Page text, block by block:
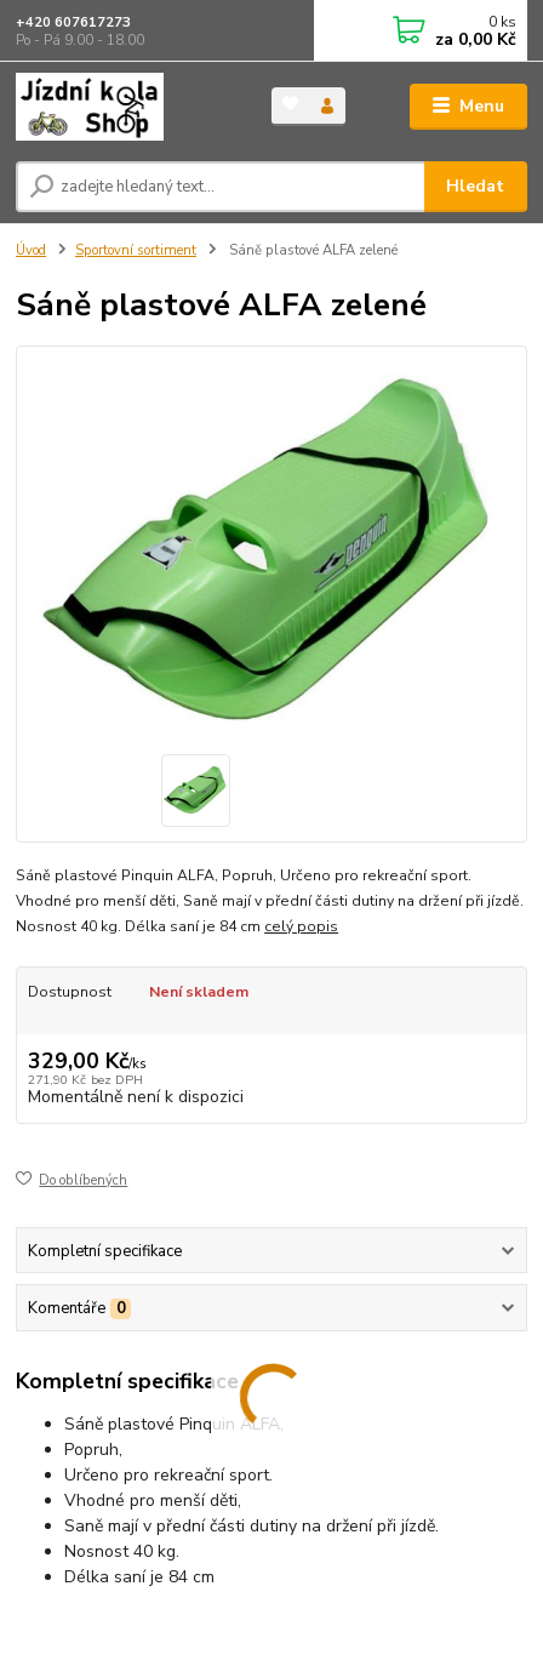
Menu
Hledat
+420 607617273
Po - Pá 9.00 - 18.00
0 ks
za 0,00 Kč
Úvod Sportovní sortiment Sáně plastové ALFA zelené
Sáně plastové ALFA zelené
Sáně plastové Pinquin ALFA, Popruh, Určeno pro rekreační sport.
Vhodné pro menší děti, Saně mají v přední části dutiny na držení při jízdě.
Nosnost 40 kg. Délka saní je 84 cm celý popis
Dostupnost Není skladem
329,00 Kč/ks
271,90 Kč bez DPH
Momentálně není k dispozici
Do oblíbených
Kompletní specifikace
Komentáře 0
Kompletní specifikace
Sáně plastové Pinquin ALFA,
Popruh,
Určeno pro rekreační sport.
Vhodné pro menší děti,
Saně mají v přední části dutiny na držení při jízdě.
Nosnost 40 kg.
Délka saní je 84 cm